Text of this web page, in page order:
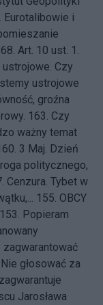
Eurotalibowie i
Art. 10 ust. 1.
Czy
ustrojowe
groźna
163. Czy
ważny temat
3 Maj. Dzień
politycznego,
Cenzura. Tybet w
155. OBCY
153. Popieram
zagwarantować
głosować za
Jarosława